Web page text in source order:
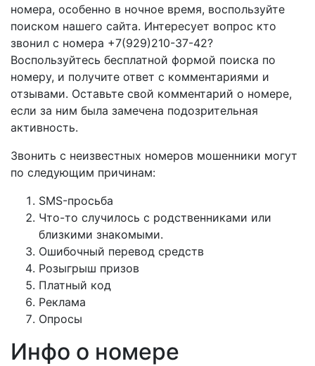
номера, особенно в ночное время, воспользуйте
поиском нашего сайта. Интересует вопрос кто
звонил с номера +7(929)210-37-42?
Воспользуйтесь бесплатной формой поиска по
номеру, и получите ответ с комментариями и
отзывами. Оставьте свой комментарий о номере,
если за ним была замечена подозрительная
активность.
Звонить с неизвестных номеров мошенники могут
по следующим причинам:
SMS-просьба
Что-то случилось с родственниками или
близкими знакомыми.
Ошибочный перевод средств
Розыгрыш призов
Платный код
Реклама
Опросы
Инфо о номере